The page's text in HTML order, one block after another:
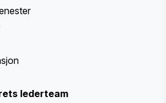
lederteam